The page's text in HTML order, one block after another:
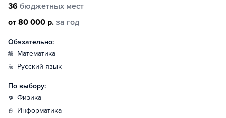
36 бюджетных мест
от 80 000 р. за год
Обязательно:
математика
русский язык
По выбору:
физика
информатика